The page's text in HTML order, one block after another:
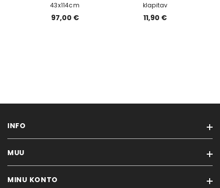
43x114cm
97,00 €
klapitav
11,90 €
INFO
Ostutingimused
Kontakt
MUU
Kaubamärgid
MINU KONTO